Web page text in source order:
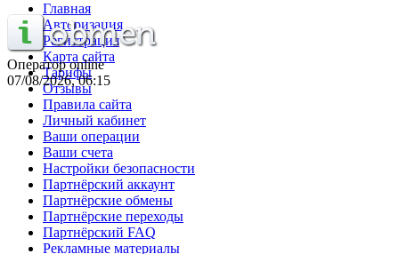
Оператор online
07/08/2026, 06:15
Главная
Авторизация
Регистрация
Карта сайта
Тарифы
Отзывы
Правила сайта
Личный кабинет
Ваши операции
Ваши счета
Настройки безопасности
Партнёрский аккаунт
Партнёрские обмены
Партнёрские переходы
Партнёрский FAQ
Рекламные материалы